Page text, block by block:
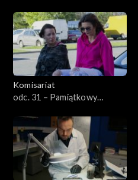
Komisariat
odc. 31 – Pamiątkowy